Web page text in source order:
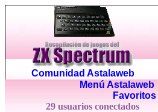
Comunidad Astalaweb
Menú Astalaweb|
Favoritos
29 usuarios conectados